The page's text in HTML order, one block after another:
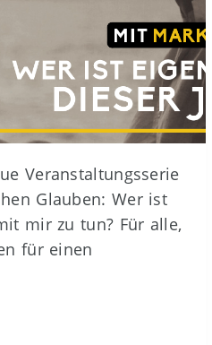
Veranstaltungsserie
Glauben: Wer ist
mir zu tun? Für alle,
für einen